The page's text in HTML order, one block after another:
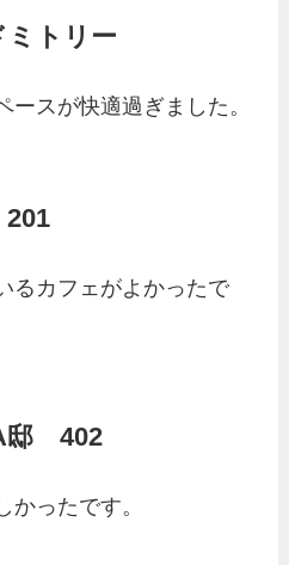
トリー
ースが快適過ぎました。
るカフェがよかったで
邸 402
かったです。